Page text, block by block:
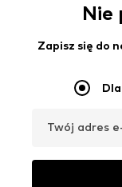
Nie
Zapisz się do
Twój adres